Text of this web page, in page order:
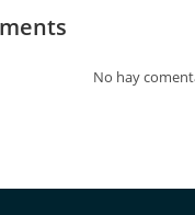
No hay